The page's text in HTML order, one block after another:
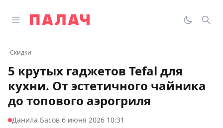
Открыть главное меню
Палач
‹Скидки
5 крутых гаджетов Tefal для
кухни. От эстетичного чайника
до топового аэрогриля
Данила Басов·6 июня 2026 10:31